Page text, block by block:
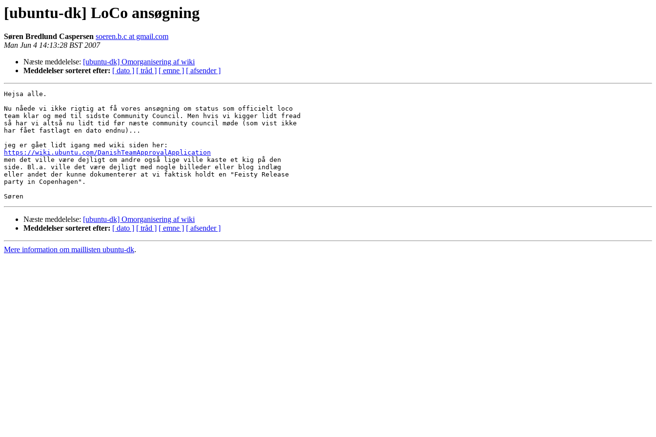
[ubuntu-dk] LoCo ansøgning
Søren Bredlund Caspersen soeren.b.c at gmail.com
Man Jun 4 14:13:28 BST 2007
Næste meddelelse: [ubuntu-dk] Omorganisering af wiki
Meddelelser sorteret efter: [ dato ] [ tråd ] [ emne ] [ afsender ]
Hejsa alle.
Nu nåede vi ikke rigtig at få vores ansøgning om status som officielt loco
team klar og med til sidste Community Council. Men hvis vi kigger lidt fread
så har vi altså nu lidt tid før næste community council møde (som vist ikke
har fået fastlagt en dato endnu)...
https://wiki.ubuntu.com/DanishTeamApprovalApplication
men det ville være dejligt om andre også lige ville kaste et kig på den
side. Bl.a. ville det være dejligt med nogle billeder eller blog indlæg
eller andet der kunne dokumenterer at vi faktisk holdt en "Feisty Release
party in Copenhagen".
Næste meddelelse: [ubuntu-dk] Omorganisering af wiki
Meddelelser sorteret efter: [ dato ] [ tråd ] [ emne ] [ afsender ]
Mere information om maillisten ubuntu-dk.